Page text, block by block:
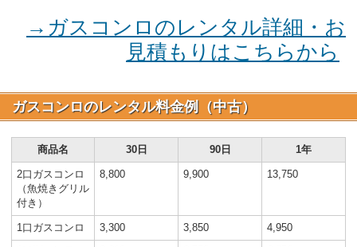
→ガスコンロのレンタル詳細・お
見積もりはこちらから
ガスコンロのレンタル料金例（中古）
商品名 30日 90日 1年
2口ガスコンロ
（魚焼きグリル
付き）
8,800 9,900 13,750
1口ガスコンロ 3,300 3,850 4,950